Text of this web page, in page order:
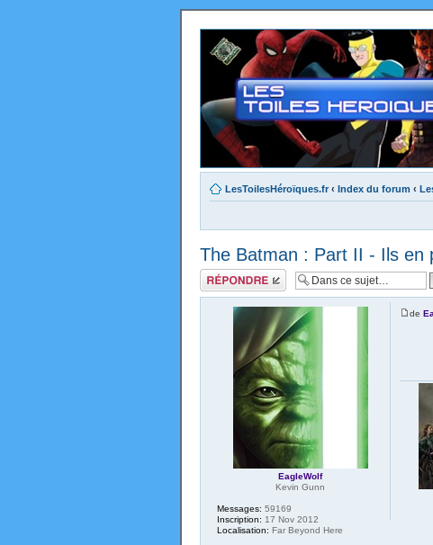
LesToilesHéroïques.fr ‹ Index du forum ‹
The Batman : Part II - Ils en
Répondre
de
EagleWolf
Kevin Gunn
Messages: 59169
Inscription: 17 Nov 2012
Localisation: Far Beyond Here